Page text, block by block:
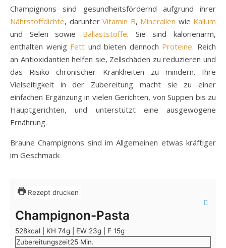
Champignons sind gesundheitsfördernd aufgrund ihrer
Nährstoffdichte, darunterVitamin B, Mineralien wie Kalium
und Selen sowie Ballaststoffe. Sie sind kalorienarm,
enthalten wenig Fett und bieten dennoch Proteine. Reich
an Antioxidantien helfen sie, Zellschäden zu reduzieren und
das Risiko chronischer Krankheiten zu mindern. Ihre
Vielseitigkeit in der Zubereitung macht sie zu einer
einfachen Ergänzung in vielen Gerichten, von Suppen bis zu
Hauptgerichten, und unterstützt eine ausgewogene
Ernährung.
Braune Champignons sind im Allgemeinen etwas kräftiger
im Geschmack
Rezept drucken
Champignon-Pasta
528kcal | KH 74g | EW 23g | F 15g
Zubereitungszeit25Minuten
Min.